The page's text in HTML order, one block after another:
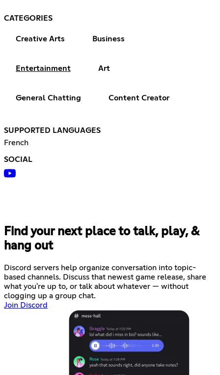
CATEGORIES
Creative Arts Business
Entertainment Art
General Chatting Content Creator
SUPPORTED LANGUAGES
French
SOCIAL
Find your next place to talk, play, &
hang out
Discord servers help organize conversation into topic-
based channels. Discuss that newest game release, share
what you're up to, or talk about whatever — without
clogging up a group chat.
Join Discord